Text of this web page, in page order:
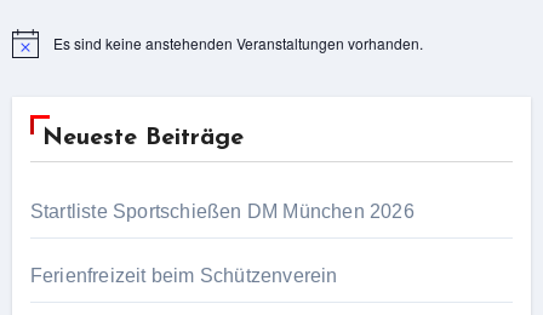
HinweisEs sind keine anstehenden Veranstaltungen vorhanden.
Neueste Beiträge
Startliste Sportschießen DM München 2026
Ferienfreizeit beim Schützenverein